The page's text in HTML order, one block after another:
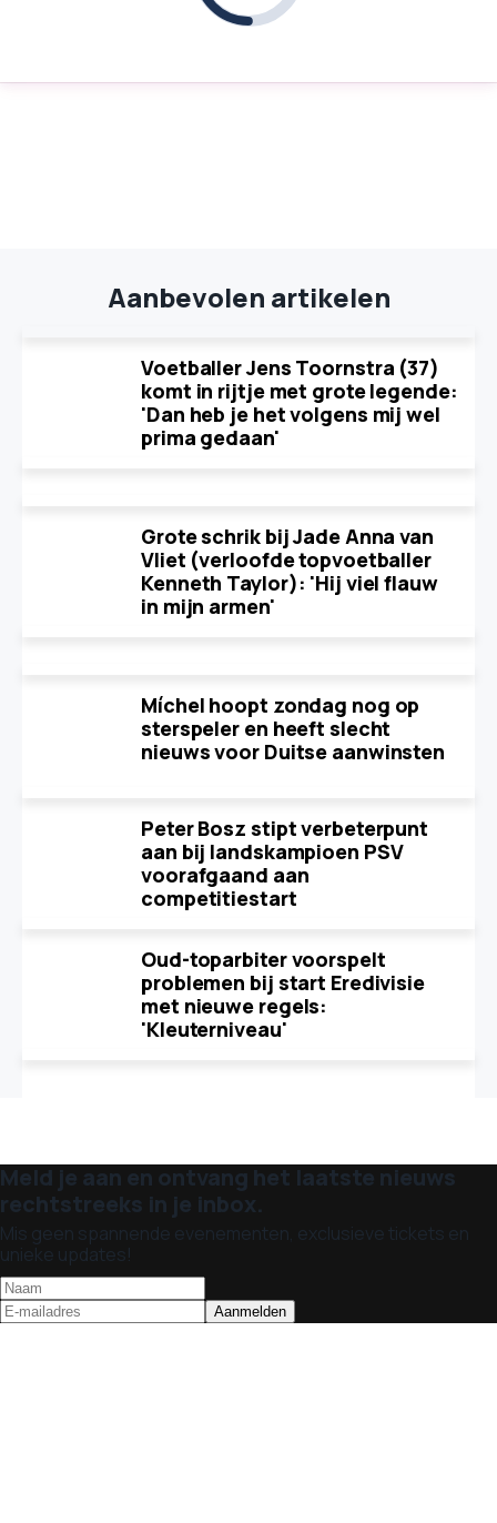
Aanbevolen artikelen
Voetballer Jens Toornstra (37)
komt in rijtje met grote legende:
'Dan heb je het volgens mij wel
prima gedaan'
Grote schrik bij Jade Anna van
Vliet (verloofde topvoetballer
Kenneth Taylor): 'Hij viel flauw
in mijn armen'
Míchel hoopt zondag nog op
sterspeler en heeft slecht
nieuws voor Duitse aanwinsten
Peter Bosz stipt verbeterpunt
aan bij landskampioen PSV
voorafgaand aan
competitiestart
Oud-toparbiter voorspelt
problemen bij start Eredivisie
met nieuwe regels:
'Kleuterniveau'
Meld je aan en ontvang het laatste nieuws
rechtstreeks in je inbox.
Mis geen spannende evenementen, exclusieve tickets en
unieke updates!